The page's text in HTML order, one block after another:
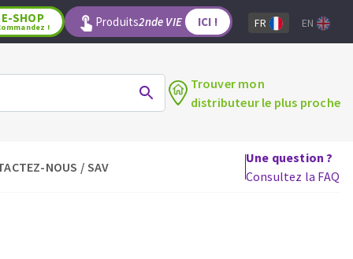
OUTILS POUR LE BOIS
E-SHOP
! Produits2nde VIE ICI ! FR EN
Trouver mon
distributeur le plus proche
NOUS / SAV
Une question ?
Consultez la FAQ